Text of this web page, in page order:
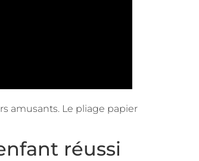
amusants. Le pliage papier
réussi